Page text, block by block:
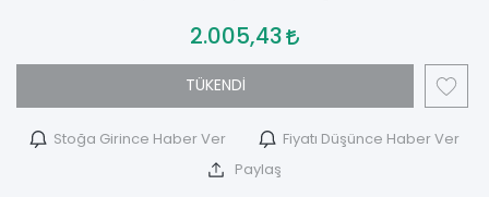
2.005,43
TÜKENDİ
Stoğa Girince Haber Ver Fiyatı Düşünce Haber Ver
Paylaş